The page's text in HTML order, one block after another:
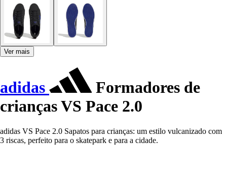
Ver mais
adidas
Formadores de
crianças VS Pace 2.0
adidas VS Pace 2.0 Sapatos para crianças: um estilo vulcanizado com
3 riscas, perfeito para o skatepark e para a cidade.